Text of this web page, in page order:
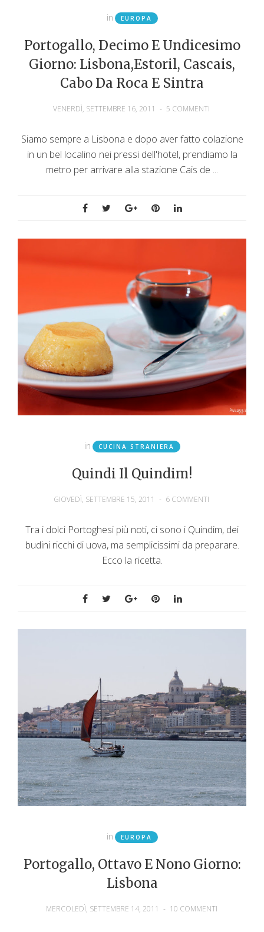
in EUROPA
Portogallo, Decimo E Undicesimo
Giorno: Lisbona,Estoril, Cascais,
Cabo Da Roca E Sintra
VENERDÌ, SETTEMBRE 16, 2011 - 5 COMMENTI
Siamo sempre a Lisbona e dopo aver fatto colazione
in un bel localino nei pressi dell'hotel, prendiamo la
metro per arrivare alla stazione Cais de ...
in CUCINA STRANIERA
Quindi Il Quindim!
GIOVEDÌ, SETTEMBRE 15, 2011 - 6 COMMENTI
Tra i dolci Portoghesi più noti, ci sono i Quindim, dei
budini ricchi di uova, ma semplicissimi da preparare.
Ecco la ricetta.
in EUROPA
Portogallo, Ottavo E Nono Giorno:
Lisbona
MERCOLEDÌ, SETTEMBRE 14, 2011 - 10 COMMENTI